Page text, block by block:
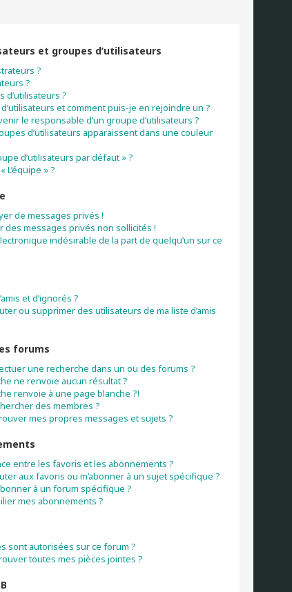
et groupes d’utilisateurs
?
?
d’utilisateurs ?
et comment puis-je en rejoindre un ?
le responsable d’un groupe d’utilisateurs ?
d’utilisateurs apparaissent dans une couleur
d’utilisateurs par défaut » ?
L’équipe » ?
de messages privés !
des messages privés non sollicités !
indésirable de la part de quelqu’un sur ce
et d’ignorés ?
ou supprimer des utilisateurs de ma liste d’amis
forums
une recherche dans un ou des forums ?
ne renvoie aucun résultat ?
renvoie à une page blanche ?!
des membres ?
mes propres messages et sujets ?
entre les favoris et les abonnements ?
aux favoris ou m’abonner à un sujet spécifique ?
à un forum spécifique ?
mes abonnements ?
sont autorisées sur ce forum ?
toutes mes pièces jointes ?